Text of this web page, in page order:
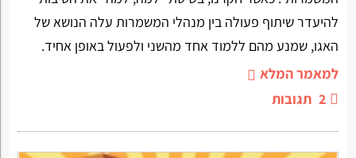
להיעדר שיתוף פעולה בין מנהלי המשמרות עלה הנושא של
האגו, שמנע מהם ללמוד אחד מהשני ולפעול באופן אחיד.
למאמר המלא
2 תגובות